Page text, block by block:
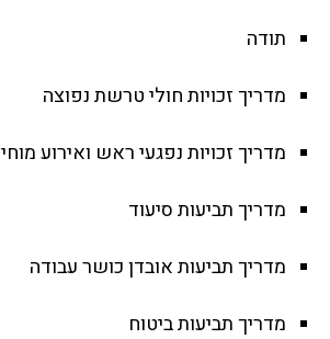
תודה
מדריך זכויות חולי טרשת נפוצה
מדריך זכויות נפגעי ראש ואירוע מוחי
מדריך תביעות סיעוד
מדריך תביעות אובדן כושר עבודה
מדריך תביעות ביטוח